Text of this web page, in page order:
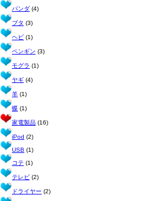
パンダ (4)
ブタ (3)
ヘビ (1)
ペンギン (3)
モグラ (1)
ヤギ (4)
羊 (1)
蝶 (1)
家電製品 (16)
iPod (2)
USB (1)
コテ (1)
テレビ (2)
ドライヤー (2)